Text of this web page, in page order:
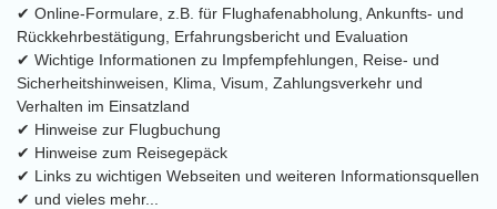
✔ Online-Formulare, z.B. für Flughafenabholung, Ankunfts- und
Rückkehrbestätigung, Erfahrungsbericht und Evaluation
✔ Wichtige Informationen zu Impfempfehlungen, Reise- und
Sicherheitshinweisen, Klima, Visum, Zahlungsverkehr und
Verhalten im Einsatzland
✔ Hinweise zur Flugbuchung
✔ Hinweise zum Reisegepäck
✔ Links zu wichtigen Webseiten und weiteren Informationsquellen
✔ und vieles mehr...